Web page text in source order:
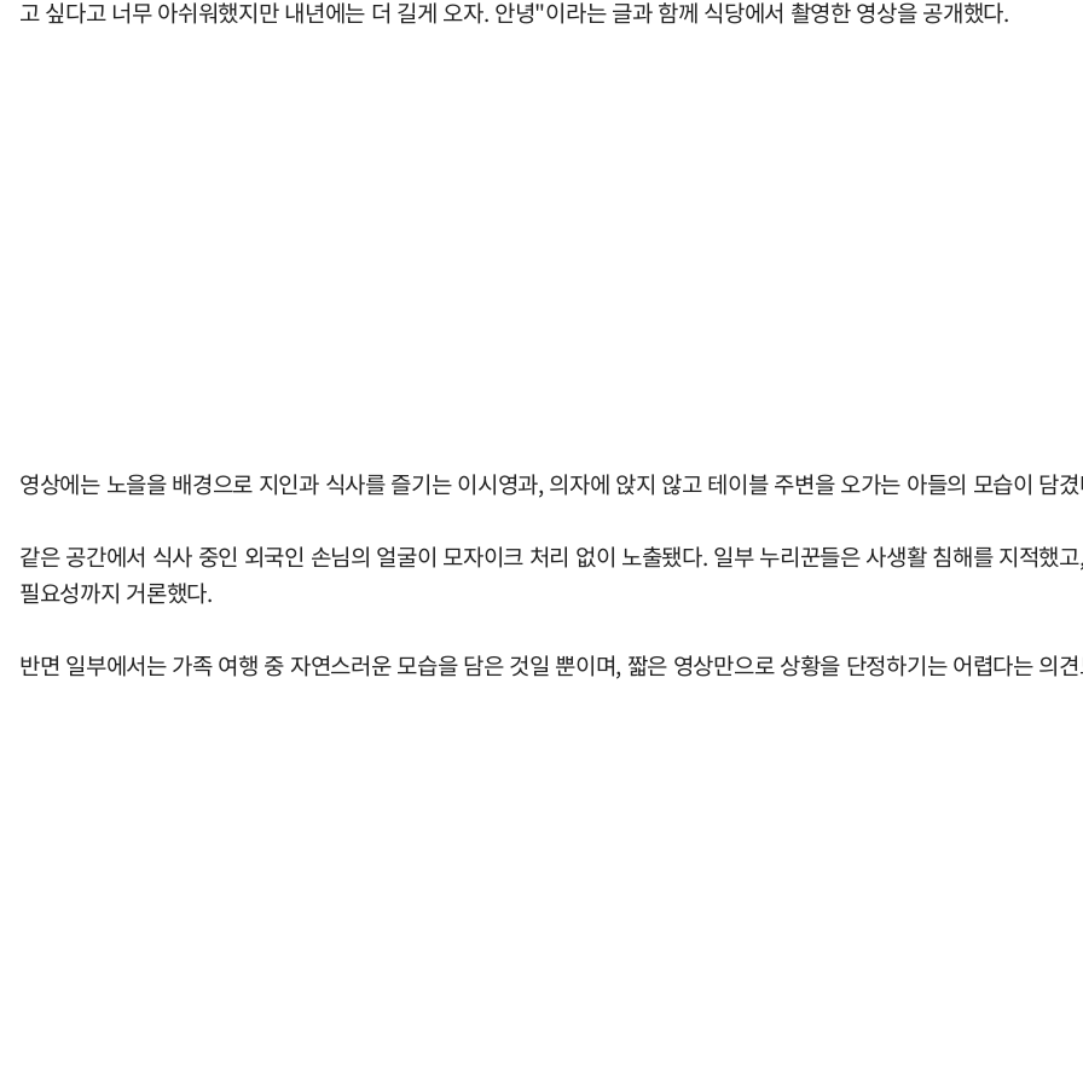
고 싶다고 너무 아쉬워했지만 내년에는 더 길게 오자. 안녕"이라는 글과 함께 식당에서 촬영한 영상을 공개했다.
영상에는 노을을 배경으로 지인과 식사를 즐기는 이시영과, 의자에 앉지 않고 테이블 주변을 오가는 아들의 모습이 담
같은 공간에서 식사 중인 외국인 손님의 얼굴이 모자이크 처리 없이 노출됐다. 일부 누리꾼들은 사생활 침해를 지적했
필요성까지 거론했다.
반면 일부에서는 가족 여행 중 자연스러운 모습을 담은 것일 뿐이며, 짧은 영상만으로 상황을 단정하기는 어렵다는 의